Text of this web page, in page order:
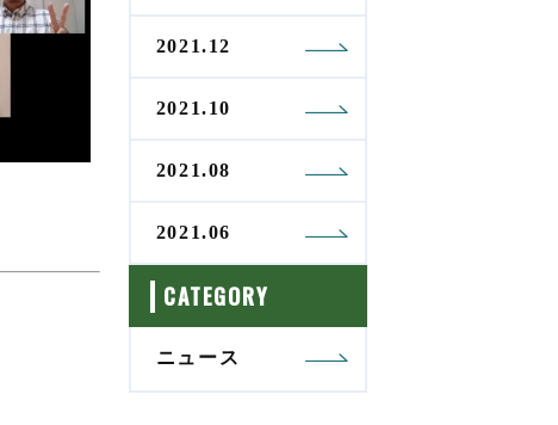
2021.12
2021.10
2021.08
2021.06
CATEGORY
ニュース